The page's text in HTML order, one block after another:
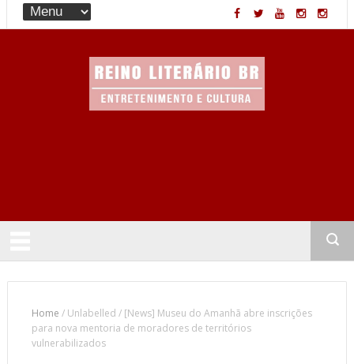
Home /Unlabelled / [News] Museu do Amanhã abre inscrições
para nova mentoria de moradores de territórios
vulnerabilizados